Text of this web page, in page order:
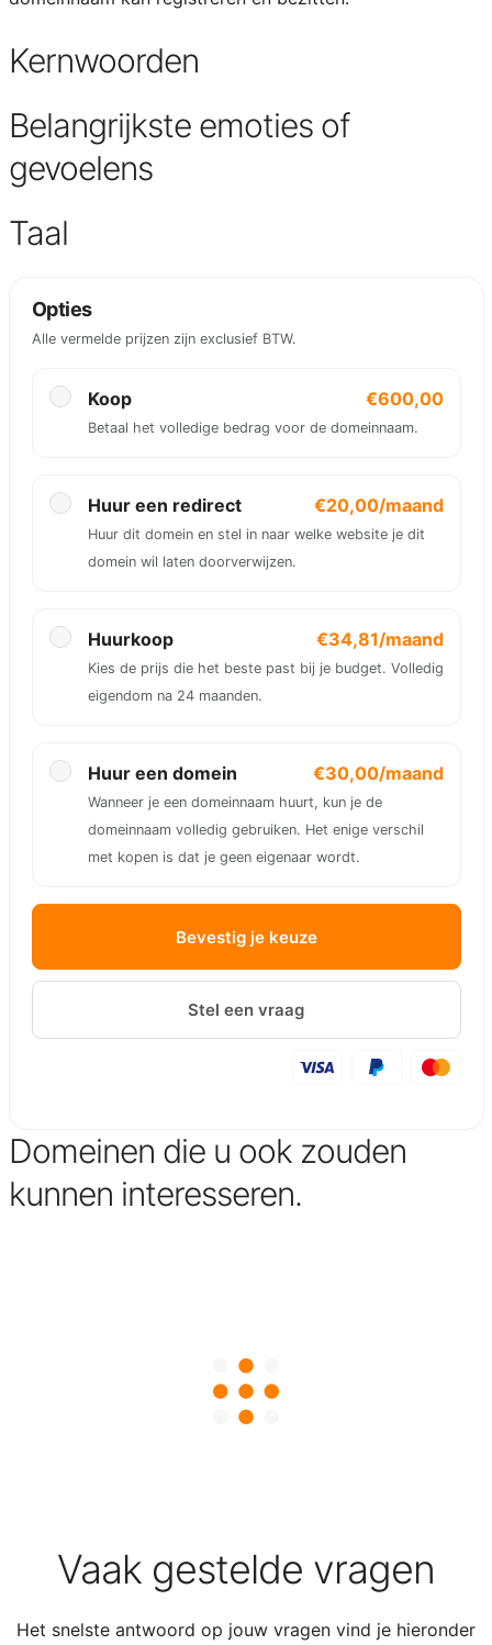
Kernwoorden
Belangrijkste emoties of
gevoelens
Taal
Opties
Alle vermelde prijzen zijn exclusief BTW.
Koop €600,00
Betaal het volledige bedrag voor de domeinnaam.
Huur een redirect €20,00/maand
Huur dit domein en stel in naar welke website je dit
domein wil laten doorverwijzen.
Huurkoop €34,81/maand
Kies de prijs die het beste past bij je budget. Volledig
eigendom na 24 maanden.
Huur een domein €30,00/maand
Wanneer je een domeinnaam huurt, kun je de
domeinnaam volledig gebruiken. Het enige verschil
met kopen is dat je geen eigenaar wordt.
Bevestig je keuze
Stel een vraag
Domeinen die u ook zouden
kunnen interesseren.
Vaak gestelde vragen
Het snelste antwoord op jouw vragen vind je hieronder